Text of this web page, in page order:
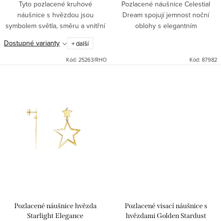
Tyto pozlacené kruhové
náušnice s hvězdou jsou
symbolem světla, směru a vnitřní
síly ✨⭐ Minimalistické hoops
náušnice ze stříbra 925 doplňuje
výrazný přívěsek ve tvaru
Dostupné varianty + další
Kód: 25263/RHO
Pozlacené náušnice Celestial
Dream spojují jemnost noční
oblohy s elegantním
hvězdy a měsíce vytvářejí lehký
Kód: 87982
Pozlacené náušnice hvězda
Starlight Elegance
Pozlacené visací náušnice s
hvězdami Golden Stardust